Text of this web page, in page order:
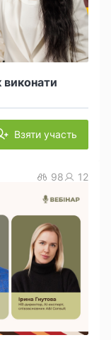
виконати
Взяти участь
98 12